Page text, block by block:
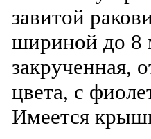
завитой
шириной до 8
закрученная,
цвета, с
Имеется